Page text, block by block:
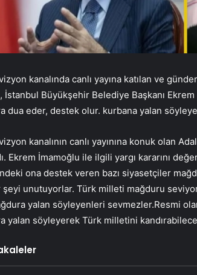
kanalında canlı yayına katılan ve
İstanbul Büyükşehir Belediye Başkanı
dua eder, destek olur. kurbana yalan
kanalının canlı yayınına konuk olan
Ekrem İmamoğlu ile ilgili yargı kararını
ona destek veren bazı siyasetçiler
şeyi unutuyorlar. Türk milleti mağduru
yalan söyleyenleri sevmezler.Resmi
yalan söyleyerek Türk milletini